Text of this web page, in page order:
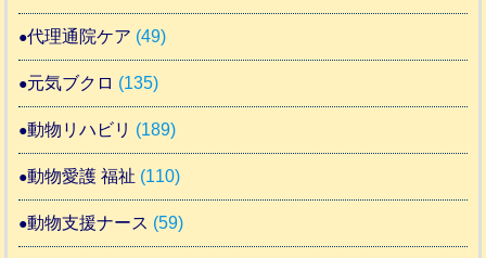
代理通院ケア (49)
元気ブクロ (135)
動物リハビリ (189)
動物愛護 福祉 (110)
動物支援ナース (59)